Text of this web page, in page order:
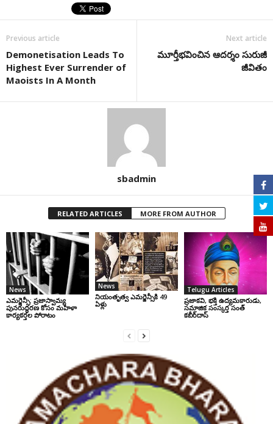
Previous article
Demonetisation Leads To
Highest Ever Surrender of
Maoists In A Month
Next article
మూర్తీభవించిన ఆదర్శం సురుజీ
జీవితం
sbadmin
RELATED ARTICLES MORE FROM AUTHOR
News
ఎమర్జెన్సీ: ప్రజాస్వామ్య
పునరుద్ధరణ కోసం మహిళా
కార్యకర్తల పోరాటం
News
నియంతృత్వ ఎమర్జెన్సీకి 49
ఏళ్లు
Telugu Articles
ప్రజాకవి, భక్తి ఉద్యమకారుడు,
సమాజిక సంస్కర్త సంత్‌
కబీర్‌దాస్‌